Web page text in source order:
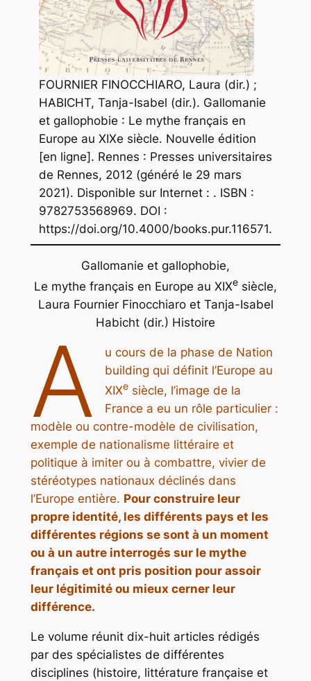
FOURNIER FINOCCHIARO, Laura (dir.) ;
HABICHT, Tanja-Isabel (dir.). Gallomanie
et gallophobie : Le mythe français en
Europe au XIXe siècle. Nouvelle édition
[en ligne]. Rennes : Presses universitaires
de Rennes, 2012 (généré le 29 mars
2021). Disponible sur Internet : . ISBN :
9782753568969. DOI :
https://doi.org/10.4000/books.pur.116571.
Gallomanie et gallophobie,
Le mythe français en Europe au XIXe siècle,
Laura Fournier Finocchiaro et Tanja-Isabel
Habicht (dir.) Histoire
A u cours de la phase de Nation
building qui définit l’Europe au
XIXesiècle, l’image de la
France a eu un rôle particulier :
modèle ou contre-modèle de civilisation,
exemple de nationalisme littéraire et
politique à imiter ou à combattre, vivier de
stéréotypes nationaux déclinés dans
l’Europe entière. Pour construire leur
propre identité, les différents pays et les
différentes régions se sont à un moment
ou à un autre interrogés sur le mythe
français et ont pris position pour assoir
leur légitimité ou mieux cerner leur
différence.
Le volume réunit dix-huit articles rédigés
par des spécialistes de différentes
disciplines (histoire, littérature française et